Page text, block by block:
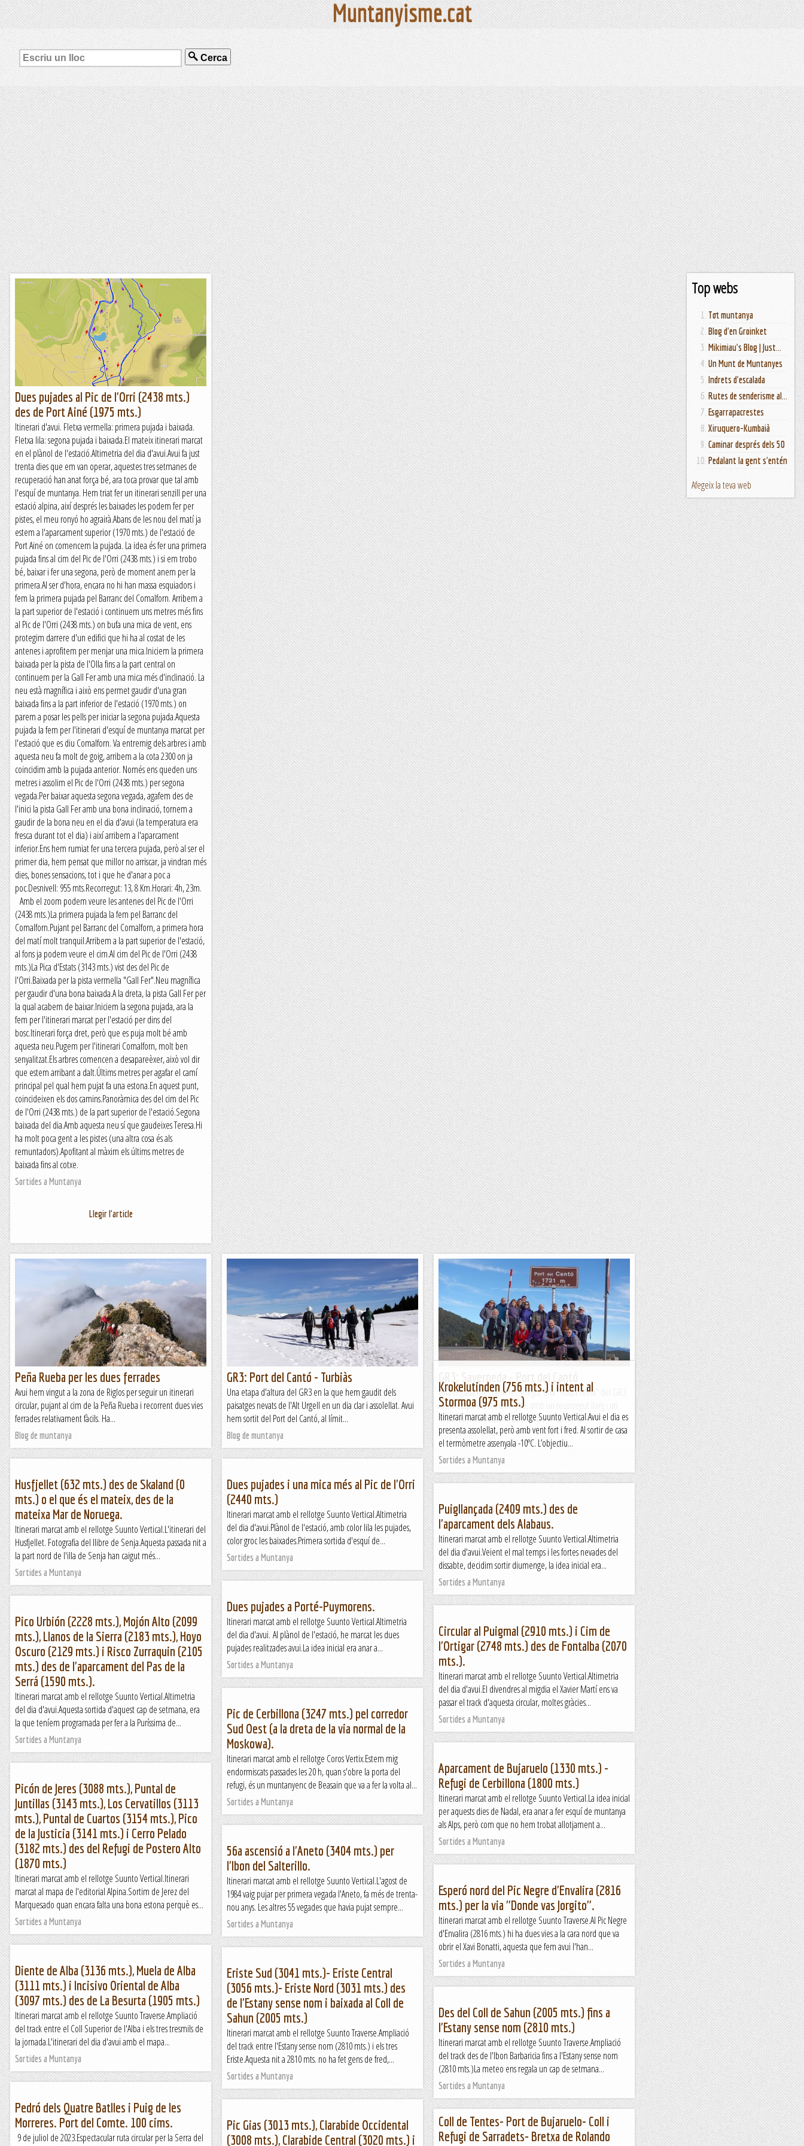
Muntanyisme.cat
Cerca
Top webs
Tot muntanya
Blog d'en Groinket
Mikimiau's Blog | Just...
Un Munt de Muntanyes
Indrets d'escalada
Rutes de senderisme al...
Esgarrapacrestes
Xiruquero-Kumbaià
Caminar després dels 50
Pedalant la gent s'entén
Afegeix la teva web
Dues pujades al Pic de l'Orri (2438 mts.)
des de Port Ainé (1975 mts.)
Itinerari d'avui. Fletxa vermella: primera pujada i baixada.
Fletxa lila: segona pujada i baixada.El mateix itinerari marcat
en el plànol de l'estació.Altimetria del dia d'avui.Avui fa just
trenta dies que em van operar, aquestes tres setmanes de
recuperació han anat força bé, ara toca provar que tal amb
l'esquí de muntanya. Hem triat fer un itinerari senzill per una
estació alpina, així després les baixades les podem fer per
pistes, el meu ronyó ho agrairà.Abans de les nou del matí ja
estem a l'aparcament superior (1970 mts.) de l'estació de
Port Ainé on comencem la pujada. La idea és fer una primera
pujada fins al cim del Pic de l'Orri (2438 mts.) i si em trobo
bé, baixar i fer una segona, però de moment anem per la
primera.Al ser d'hora, encara no hi han massa esquiadors i
fem la primera pujada pel Barranc del Comalforn. Arribem a
la part superior de l'estació i continuem uns metres més fins
al Pic de l'Orri (2438 mts.) on bufa una mica de vent, ens
protegim darrere d'un edifici que hi ha al costat de les
antenes i aprofitem per menjar una mica.Iniciem la primera
baixada per la pista de l'Olla fins a la part central on
continuem per la Gall Fer amb una mica més d'inclinació. La
neu està magnífica i això ens permet gaudir d'una gran
baixada fins a la part inferior de l'estació (1970 mts.) on
parem a posar les pells per iniciar la segona pujada.Aquesta
pujada la fem per l'itinerari d'esquí de muntanya marcat per
l'estació que es diu Comalforn. Va entremig dels arbres i amb
aquesta neu fa molt de goig, arribem a la cota 2300 on ja
coincidim amb la pujada anterior. Només ens queden uns
metres i assolim el Pic de l'Orri (2438 mts.) per segona
vegada.Per baixar aquesta segona vegada, agafem des de
l'inici la pista Gall Fer amb una bona inclinació, tornem a
gaudir de la bona neu en el dia d'avui (la temperatura era
fresca durant tot el dia) i així arribem a l'aparcament
inferior.Ens hem rumiat fer una tercera pujada, però al ser el
primer dia, hem pensat que millor no arriscar, ja vindran més
dies, bones sensacions, tot i que he d'anar a poc a
poc.Desnivell: 955 mts.Recorregut: 13, 8 Km.Horari: 4h, 23m.
Amb el zoom podem veure les antenes del Pic de l'Orri
(2438 mts.)La primera pujada la fem pel Barranc del
Comalforn.Pujant pel Barranc del Comalforn, a primera hora
del matí molt tranquil.Arribem a la part superior de l'estació,
al fons ja podem veure el cim.Al cim del Pic de l'Orri (2438
mts.)La Pica d'Estats (3143 mts.) vist des del Pic de
l'Orri.Baixada per la pista vermella "Gall Fer".Neu magnífica
per gaudir d'una bona baixada.A la dreta, la pista Gall Fer per
la qual acabem de baixar.Iniciem la segona pujada, ara la
fem per l'itinerari marcat per l'estació per dins del
bosc.Itinerari força dret, però que es puja molt bé amb
aquesta neu.Pugem per l'itinerari Comalforn, molt ben
senyalitzat.Els arbres comencen a desapareèxer, això vol dir
que estem arribant a dalt.Últims metres per agafar el camí
principal pel qual hem pujat fa una estona.En aquest punt,
coincideixen els dos camins.Panoràmica des del cim del Pic
de l'Orri (2438 mts.) de la part superior de l'estació.Segona
baixada del dia.Amb aquesta neu sí que gaudeixes Teresa.Hi
ha molt poca gent a les pistes (una altra cosa és als
remuntadors).Apofitant al màxim els últims metres de
baixada fins al cotxe.
Sortides a Muntanya
Llegir l'article
Peña Rueba per les dues ferrades
Avui hem vingut a la zona de Riglos per seguir un itinerari
circular, pujant al cim de la Peña Rueba i recorrent dues vies
ferrades relativament fàcils. Ha...
Blog de muntanya
GR3: Port del Cantó - Turbiàs
Una etapa d'altura del GR3 en la que hem gaudit dels
paisatges nevats de l'Alt Urgell en un dia clar i assolellat. Avui
hem sortit del Port del Cantó, al límit...
Blog de muntanya
Una vegada més hem recorregut una "etapa reina" del GR3.
Avui l'etapa era tot un repte, amb un recorregut llarg i un
desnivell considerable, de més de 1.100...
Blog de muntanya
Krokelutinden (756 mts.) i intent al
Stormoa (975 mts.)
Itinerari marcat amb el rellotge Suunto Vertical.Avui el dia es
presenta assolellat, però amb vent fort i fred. Al sortir de casa
el termòmetre assenyala -10ºC. L’objectiu...
Sortides a Muntanya
Husfjellet (632 mts.) des de Skaland (0
mts.) o el que és el mateix, des de la
mateixa Mar de Noruega.
Itinerari marcat amb el rellotge Suunto Vertical.L'itinerari del
Husfjellet. Fotografia del llibre de Senja.Aquesta passada nit a
la part nord de l'illa de Senja han caigut més...
Sortides a Muntanya
Dues pujades i una mica més al Pic de l'Orri
(2440 mts.)
Itinerari marcat amb el rellotge Suunto Vertical.Altimetria
del dia d'avui.Plànol de l'estació, amb color lila les pujades,
color groc les baixades.Primera sortida d'esquí de...
Sortides a Muntanya
Puigllançada (2409 mts.) des de
l'aparcament dels Alabaus.
Itinerari marcat amb el rellotge Suunto Vertical.Altimetria
del dia d'avui.Veient el mal temps i les fortes nevades del
dissabte, decidim sortir diumenge, la idea inicial era...
Sortides a Muntanya
Dues pujades a Porté-Puymorens.
Itinerari marcat amb el rellotge Suunto Vertical.Altimetria
del dia d'avui. Al plànol de l'estació, he marcat les dues
pujades realitzades avui.La idea inicial era anar a...
Sortides a Muntanya
Pico Urbión (2228 mts.), Mojón Alto (2099
mts.), Llanos de la Sierra (2183 mts.), Hoyo
Oscuro (2129 mts.) i Risco Zurraquin (2105
mts.) des de l'aparcament del Pas de la
Serrá (1590 mts.).
Itinerari marcat amb el rellotge Suunto Vertical.Altimetria
del dia d'avui.Aquesta sortida d'aquest cap de setmana, era
la que teníem programada per fer a la Puríssima de...
Sortides a Muntanya
Circular al Puigmal (2910 mts.) i Cim de
l'Ortigar (2748 mts.) des de Fontalba (2070
mts.).
Itinerari marcat amb el rellotge Suunto Vertical.Altimetria
del dia d'avui.El divendres al migdia el Xavier Martí ens va
passar el track d'aquesta circular, moltes gràcies...
Sortides a Muntanya
Pic de Cerbillona (3247 mts.) pel corredor
Sud Oest (a la dreta de la via normal de la
Moskowa).
Itinerari marcat amb el rellotge Coros Vertix.Estem mig
endormiscats passades les 20 h, quan s'obre la porta del
refugi, és un muntanyenc de Beasain que va a fer la volta al...
Sortides a Muntanya
Aparcament de Bujaruelo (1330 mts.) -
Refugi de Cerbillona (1800 mts.)
Itinerari marcat amb el rellotge Suunto Vertical.La idea inicial
per aquests dies de Nadal, era anar a fer esquí de muntanya
als Alps, però com que no hem trobat allotjament a...
Sortides a Muntanya
Picón de Jeres (3088 mts.), Puntal de
Juntillas (3143 mts.), Los Cervatillos (3113
mts.), Puntal de Cuartos (3154 mts.), Pico
de la Justicia (3141 mts.) i Cerro Pelado
(3182 mts.) des del Refugi de Postero Alto
(1870 mts.)
Itinerari marcat amb el rellotge Suunto Vertical.Itinerari
marcat al mapa de l'editorial Alpina.Sortim de Jerez del
Marquesado quan encara falta una bona estona perquè es...
Sortides a Muntanya
56a ascensió a l'Aneto (3404 mts.) per
l'Ibon del Salterillo.
Itinerari marcat amb el rellotge Suunto Vertical.L'agost de
1984 vaig pujar per primera vegada l'Aneto, fa més de trenta-
nou anys. Les altres 55 vegades que havia pujat sempre...
Sortides a Muntanya
Esperó nord del Pic Negre d'Envalira (2816
mts.) per la via "Donde vas Jorgito".
Itinerari marcat amb el rellotge Suunto Traverse.Al Pic Negre
d'Envalira (2816 mts.) hi ha dues vies a la cara nord que va
obrir el Xavi Bonatti, aquesta que fem avui l'han...
Sortides a Muntanya
Diente de Alba (3136 mts.), Muela de Alba
(3111 mts.) i Incisivo Oriental de Alba
(3097 mts.) des de La Besurta (1905 mts.)
Itinerari marcat amb el rellotge Suunto Traverse.Ampliació
del track entre el Coll Superior de l'Alba i els tres tresmils de
la jornada.L'itinerari del dia d'avui amb el mapa...
Sortides a Muntanya
Eriste Sud (3041 mts.)- Eriste Central
(3056 mts.)- Eriste Nord (3031 mts.) des
de l'Estany sense nom i baixada al Coll de
Sahun (2005 mts.)
Itinerari marcat amb el rellotge Suunto Traverse.Ampliació
del track entre l'Estany sense nom (2810 mts.) i els tres
Eriste.Aquesta nit a 2810 mts. no ha fet gens de fred,...
Sortides a Muntanya
Des del Coll de Sahun (2005 mts.) fins a
l'Estany sense nom (2810 mts.)
Itinerari marcat amb el rellotge Suunto Traverse.Ampliació
del track des de l'Ibon Barbaricia fins a l'Estany sense nom
(2810 mts.)La meteo ens regala un cap de setmana...
Sortides a Muntanya
Pedró dels Quatre Batlles i Puig de les
Morreres. Port del Comte. 100 cims.
9 de juliol de 2023.Espectacular ruta circular per la Serra del
Pic Gias (3013 mts.), Clarabide Occidental
(3008 mts.), Clarabide Central (3020 mts.) i
Coll de Tentes- Port de Bujaruelo- Coll i
Refugi de Sarradets- Bretxa de Rolando